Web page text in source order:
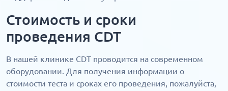
Стоимость и сроки
проведения CDT
В нашей клинике CDT проводится на современном
оборудовании. Для получения информации о
стоимости теста и сроках его проведения, пожалуйста,